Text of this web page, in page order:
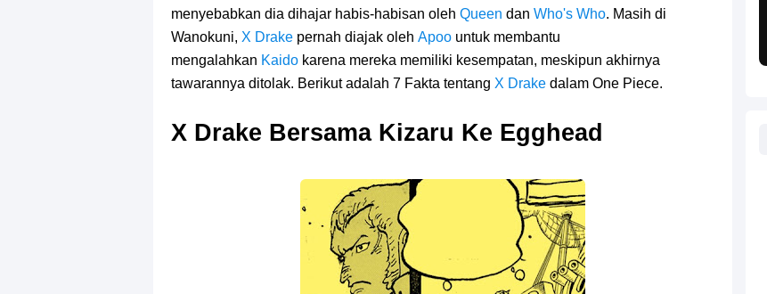
Arti Bendera Seychelles, Negara Kepulauan Yang Terletak Di Samudra Hindia
Cara Bayar Akulaku Lewat Gopay, Sangat Mudah Dan Tidak Ribet Sama Sekali
7 Fakta Brook One Piece, Mantan Kapten Yang Poster Bountynya Poster Konser
7 Kapal Pesiar Terberat Di Dunia, Simbol Ambisi Industri Pariwisata Laut
Arti Bendera Tanzania, Ada Di Afrika Dengan Bentang Alam Yang Sangat Beragam
Cara Pindahkan WA Dari Android Ke Iphone, Sangat Gampang Untuk Kamu Lakukan
menyebabkan dia dihajar habis-habisan oleh Queen dan Who's Who. Masih di
Wanokuni, X Drake pernah diajak oleh Apoo untuk membantu
mengalahkan Kaido karena mereka memiliki kesempatan, meskipun akhirnya
tawarannya ditolak. Berikut adalah 7 Fakta tentang X Drake dalam One Piece.
X Drake Bersama Kizaru Ke Egghead